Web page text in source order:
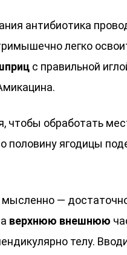
антибиотика
легко
с правильной
чтобы обработать
половину ягодицы
—
верхнюю внешнюю
телу.